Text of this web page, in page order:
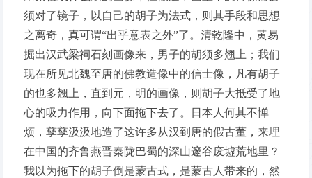
须对了镜子，以自己的胡子为法式，则其手段和思想
之离奇，真可谓“出乎意表之外”了。清乾隆中，黄易
掘出汉武梁祠石刻画像来，男子的胡须多翘上；我们
现在所见北魏至唐的佛教造像中的信士像，凡有胡子
的也多翘上，直到元，明的画像，则胡子大抵受了地
心的吸力作用，向下面拖下去了。日本人何其不惮
烦，孳孳汲汲地造了这许多从汉到唐的假古董，来埋
在中国的齐鲁燕晋秦陇巴蜀的深山邃谷废墟荒地里？
我以为拖下的胡子倒是蒙古式，是蒙古人带来的，然